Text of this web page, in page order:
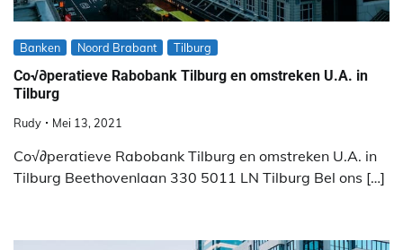
Banken Noord Brabant Tilburg
Co√∂peratieve Rabobank Tilburg en omstreken U.A. in
Tilburg
Rudy Mei 13, 2021
Co√∂peratieve Rabobank Tilburg en omstreken U.A. in
Tilburg Beethovenlaan 330 5011 LN Tilburg Bel ons […]